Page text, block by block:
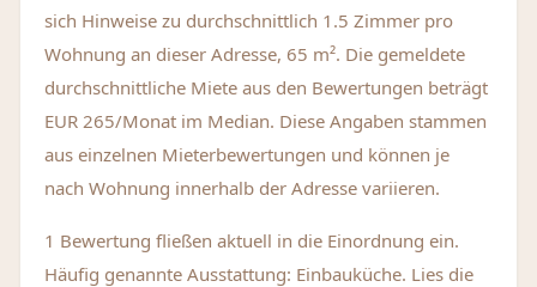
sich Hinweise zu durchschnittlich 1.5 Zimmer pro
Wohnung an dieser Adresse, 65 m². Die gemeldete
durchschnittliche Miete aus den Bewertungen beträgt
EUR 265/Monat im Median. Diese Angaben stammen
aus einzelnen Mieterbewertungen und können je
nach Wohnung innerhalb der Adresse variieren.
1 Bewertung fließen aktuell in die Einordnung ein.
Häufig genannte Ausstattung: Einbauküche. Lies die